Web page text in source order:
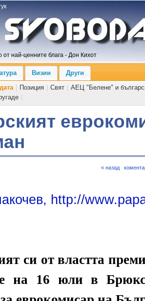
най-ценните блага - Дон Кихот
Визии
Други
Позиция Свят
АЕЦ "Белене" и
« назад
http://
си от властта
на 16 юли в